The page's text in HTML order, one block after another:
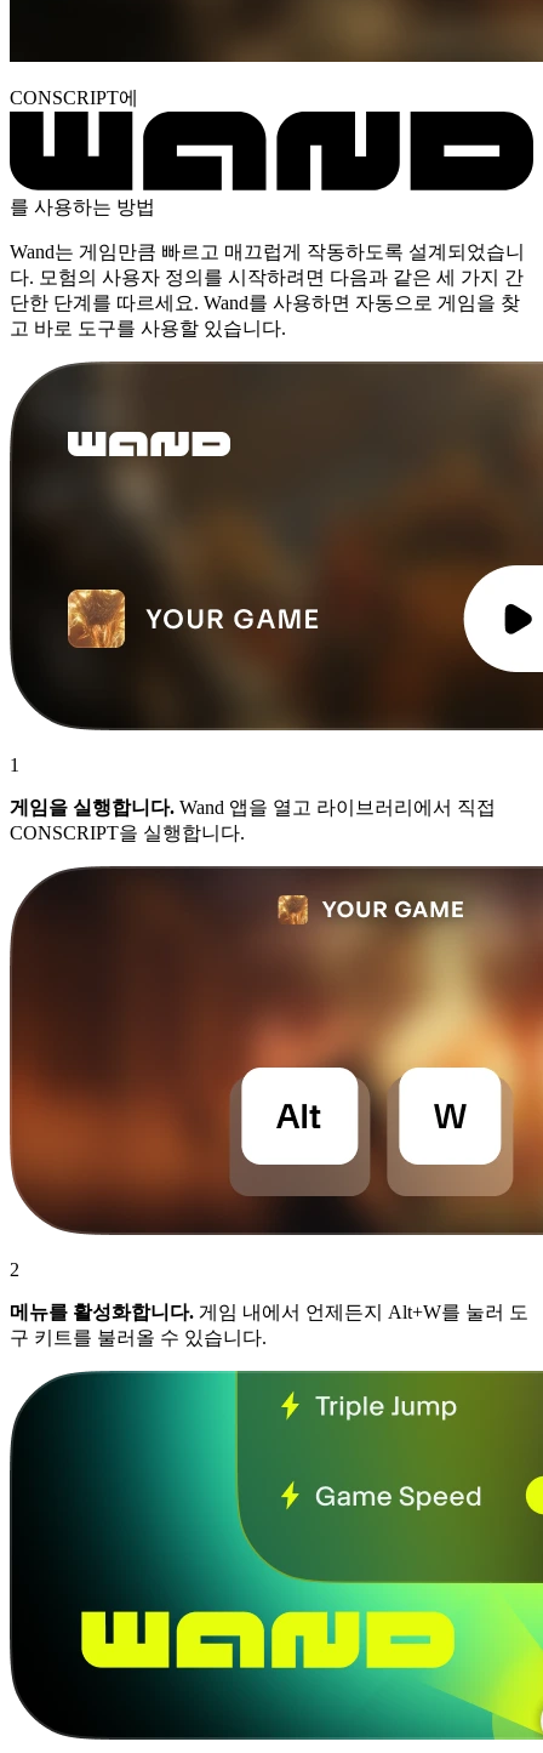
CONSCRIPT에
를 사용하는 방법
Wand는 게임만큼 빠르고 매끄럽게 작동하도록 설계되었습니
다. 모험의 사용자 정의를 시작하려면 다음과 같은 세 가지 간
단한 단계를 따르세요. Wand를 사용하면 자동으로 게임을 찾
고 바로 도구를 사용할 있습니다.
1
게임을 실행합니다. Wand 앱을 열고 라이브러리에서 직접
CONSCRIPT을 실행합니다.
2
메뉴를 활성화합니다. 게임 내에서 언제든지 Alt+W를 눌러 도
구 키트를 불러올 수 있습니다.